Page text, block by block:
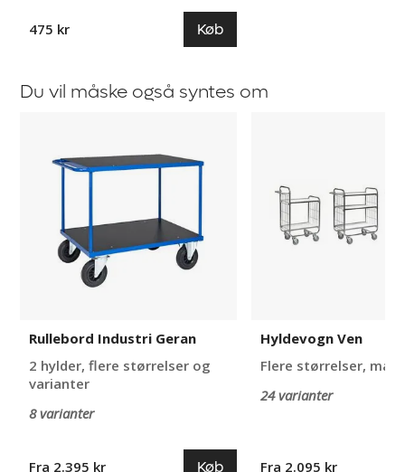
475 kr Køb
Du vil måske også syntes om
Geran
Rullebord Industri Geran
2 hylder, flere størrelser og
varianter
8 varianter
Fra 2.395 kr Køb
Hyldevogn Ven
Flere størrelser,
24 varianter
Fra 2.095 kr